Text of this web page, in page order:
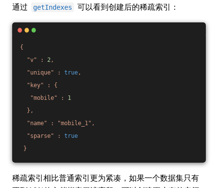
通过 getIndexes 可以看到创建后的稀疏索引：
{
"v"
: 2,
"unique"
: true,
"key"
:
{
"mobile"
:
1
},
"name"
: "mobile_1" ,
"sparse"
:
true
}
稀疏索引相比普通索引更为紧凑，如果一个数据集只有